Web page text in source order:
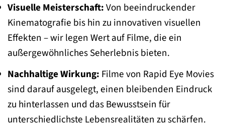
Visuelle Meisterschaft:Von beeindruckender
Kinematografie bis hin zu innovativen visuellen
Effekten – wir legen Wert auf Filme, die ein
außergewöhnliches Seherlebnis bieten.
Nachhaltige Wirkung: Filme von Rapid Eye Movies
sind darauf ausgelegt, einen bleibenden Eindruck
zu hinterlassen und das Bewusstsein für
unterschiedlichste Lebensrealitäten zu schärfen.